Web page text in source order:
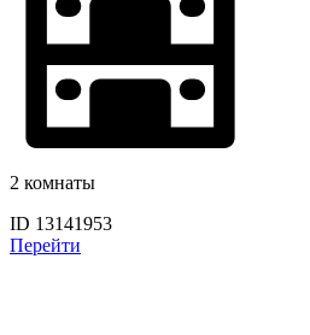
2 комнаты
ID 13141953
Перейти